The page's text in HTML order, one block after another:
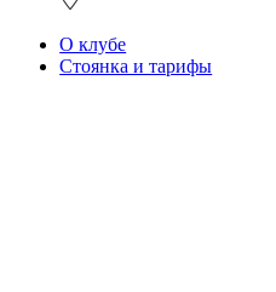
О клубе
Стоянка и тарифы